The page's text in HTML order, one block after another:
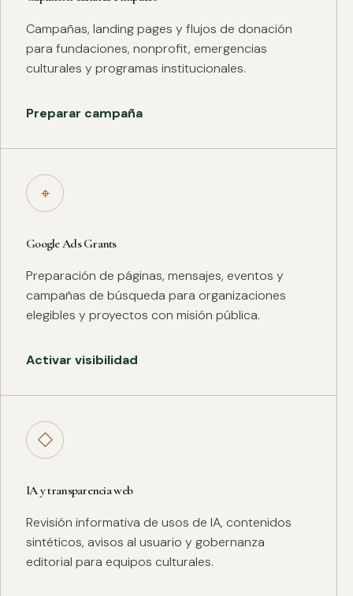
Campañas, landing pages y flujos de donación
para fundaciones, nonprofit, emergencias
culturales y programas institucionales.
Preparar campaña
⌖
Google Ads Grants
Preparación de páginas, mensajes, eventos y
campañas de búsqueda para organizaciones
elegibles y proyectos con misión pública.
Activar visibilidad
◇
IA y transparencia web
Revisión informativa de usos de IA, contenidos
sintéticos, avisos al usuario y gobernanza
editorial para equipos culturales.